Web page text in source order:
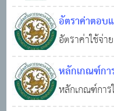
อัตราค่าตอบ
อัตราค่าใช้จ่
สาธารณูปโภ
หลักเกณฑ์กา
หลักเกณฑ์การ